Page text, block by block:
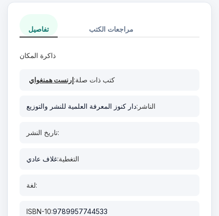
تفاصيل مراجعات الكتب
ذاكرة المكان
كتب ذات صلة:إرنست همنغواي
الناشر:دار كنوز المعرفة العلمية للنشر والتوزيع
تاريخ النشر:
التغطية:غلاف عادي
لغة:
ISBN-10:9789957744533